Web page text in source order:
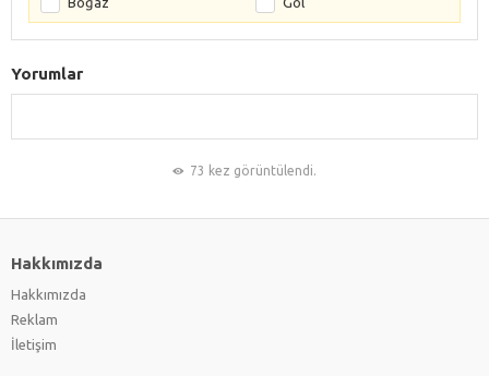
Yorumlar
73 kez görüntülendi.
Hakkımızda
Hakkımızda
Reklam
İletişim